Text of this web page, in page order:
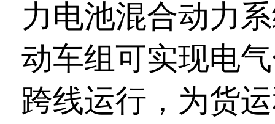
力电池混合动力
动车组可实现电
跨线运行，为货